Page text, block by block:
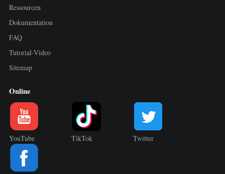
Ressourcen
Dokumentation
FAQ
Tutorial-Video
Sitemap
Online
YouTube TikTok Twitter